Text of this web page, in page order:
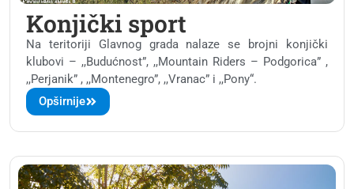
Konjički sport
Na teritoriji Glavnog grada nalaze se brojni konjički
klubovi – ,,Budućnost”, ,,Mountain Riders – Podgorica” ,
,,Perjanik” , ,,Montenegro”, ,,Vranac” i ,,Pony“.
Opširnije